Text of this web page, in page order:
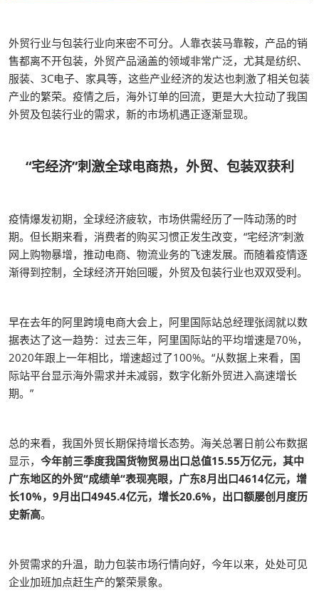
外贸行业与包装行业向来密不可分。人靠衣装马靠鞍，产品的销
售都离不开包装，外贸产品涵盖的领域非常广泛，尤其是纺织、
服装、3C电子、家具等，这些产业经济的发达也刺激了相关包装
产业的繁荣。疫情之后，海外订单的回流，更是大大拉动了我国
外贸及包装行业的需求，新的市场机遇正逐渐显现。
“宅经济”刺激全球电商热，外贸、包装双获利
疫情爆发初期，全球经济疲软，市场供需经历了一阵动荡的时
期。但长期来看，消费者的购买习惯正发生改变，“宅经济”刺激
网上购物暴增，推动电商、物流业务的飞速发展。而随着疫情逐
渐得到控制，全球经济开始回暖，外贸及包装行业也双双受利。
早在去年的阿里跨境电商大会上，阿里国际站总经理张阔就以数
据表达了这一趋势：过去三年，阿里国际站的平均增速是70%，
2020年跟上一年相比，增速超过了100%。“从数据上来看，国
际站平台显示海外需求并未减弱，数字化新外贸进入高速增长
期。”
总的来看，我国外贸长期保持增长态势。海关总署日前公布数据
显示， 今年前三季度我国货物贸易出口总值15.55万亿元，其中
广东地区的外贸“成绩单“表现亮眼，广东8月出口4614亿元，增
长10%，9月出口4945.4亿元，增长20.6%，出口额屡创月度历
史新高。
外贸需求的升温，助力包装市场行情向好，今年以来，处处可见
企业加班加点赶生产的繁荣景象。